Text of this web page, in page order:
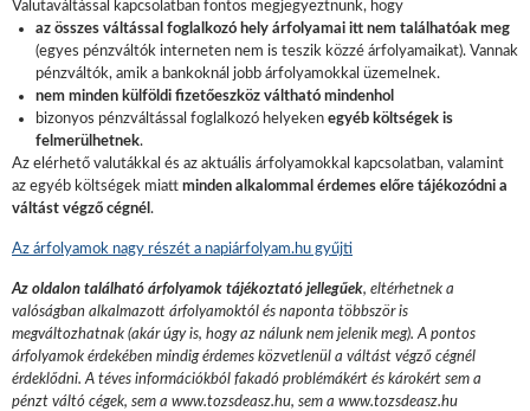
Valutaváltással kapcsolatban fontos megjegyeztnünk, hogy
az összes váltással foglalkozó hely árfolyamai itt nem találhatóak meg
(egyes pénzváltók interneten nem is teszik közzé árfolyamaikat). Vannak
pénzváltók, amik a bankoknál jobb árfolyamokkal üzemelnek.
nem minden külföldi fizetőeszköz váltható mindenhol
bizonyos pénzváltással foglalkozó helyeken egyéb költségek is
felmerülhetnek.
Az elérhető valutákkal és az aktuális árfolyamokkal kapcsolatban, valamint
az egyéb költségek miatt minden alkalommal érdemes előre tájékozódni a
váltást végző cégnél .
Az árfolyamok nagy részét a napiárfolyam.hu gyűjti
Az oldalon található árfolyamok tájékoztató jellegűek, eltérhetnek a
valóságban alkalmazott árfolyamoktól és naponta többször is
megváltozhatnak (akár úgy is, hogy az nálunk nem jelenik meg). A pontos
árfolyamok érdekében mindig érdemes közvetlenül a váltást végző cégnél
érdeklődni. A téves információkból fakadó problémákért és károkért sem a
pénzt váltó cégek, sem a www.tozsdeasz.hu, sem a www.tozsdeasz.hu